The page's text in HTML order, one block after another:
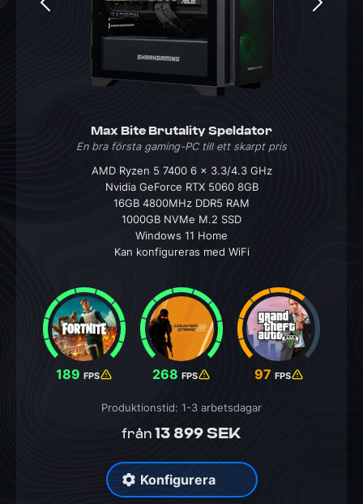
Max Bite Brutality Speldator
En bra första gaming-PC till ett skarpt pris
AMD Ryzen 5 7400 6 x 3.3/4.3 GHz
Nvidia GeForce RTX 5060 8GB
16GB 4800MHz DDR5 RAM
1000GB NVMe M.2 SSD
Windows 11 Home
Kan konfigureras med WiFi
189 FPS 268 FPS 97 FPS
från 13 899 SEK
Produktionstid: 1-3 arbetsdagar
Konfigurera